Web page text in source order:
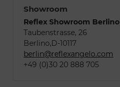
Showroom
Reflex Showroom Berlino
Taubenstrasse, 26
Berlino,D-10117
berlin@reflexangelo.com
+49 (0)30 20 888 705